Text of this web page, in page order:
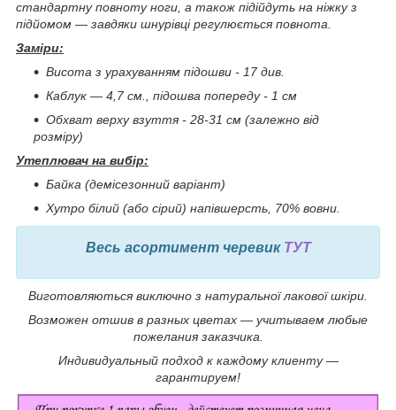
стандартну повноту ноги, а також підійдуть на ніжку з
підйомом ― завдяки шнурівці регулюється повнота.
Заміри:
Висота з урахуванням підошви - 17 див.
Каблук ― 4,7 см., підошва попереду - 1 см
Обхват верху взуття - 28-31 см (залежно від
розміру)
Утеплювач на вибір:
Байка (демісезонний варіант)
Хутро білий (або сірий) напівшерсть, 70% вовни.
Весь асортимент черевик ТУТ
Виготовляються виключно з натуральної лакової шкіри.
Возможен отшив в разных цветах ― учитываем любые
пожелания заказчика.
Индивидуальный подход к каждому клиенту ―
гарантируем!